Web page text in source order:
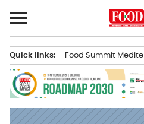
al
contenuto
principale
Quick links: Food Summit